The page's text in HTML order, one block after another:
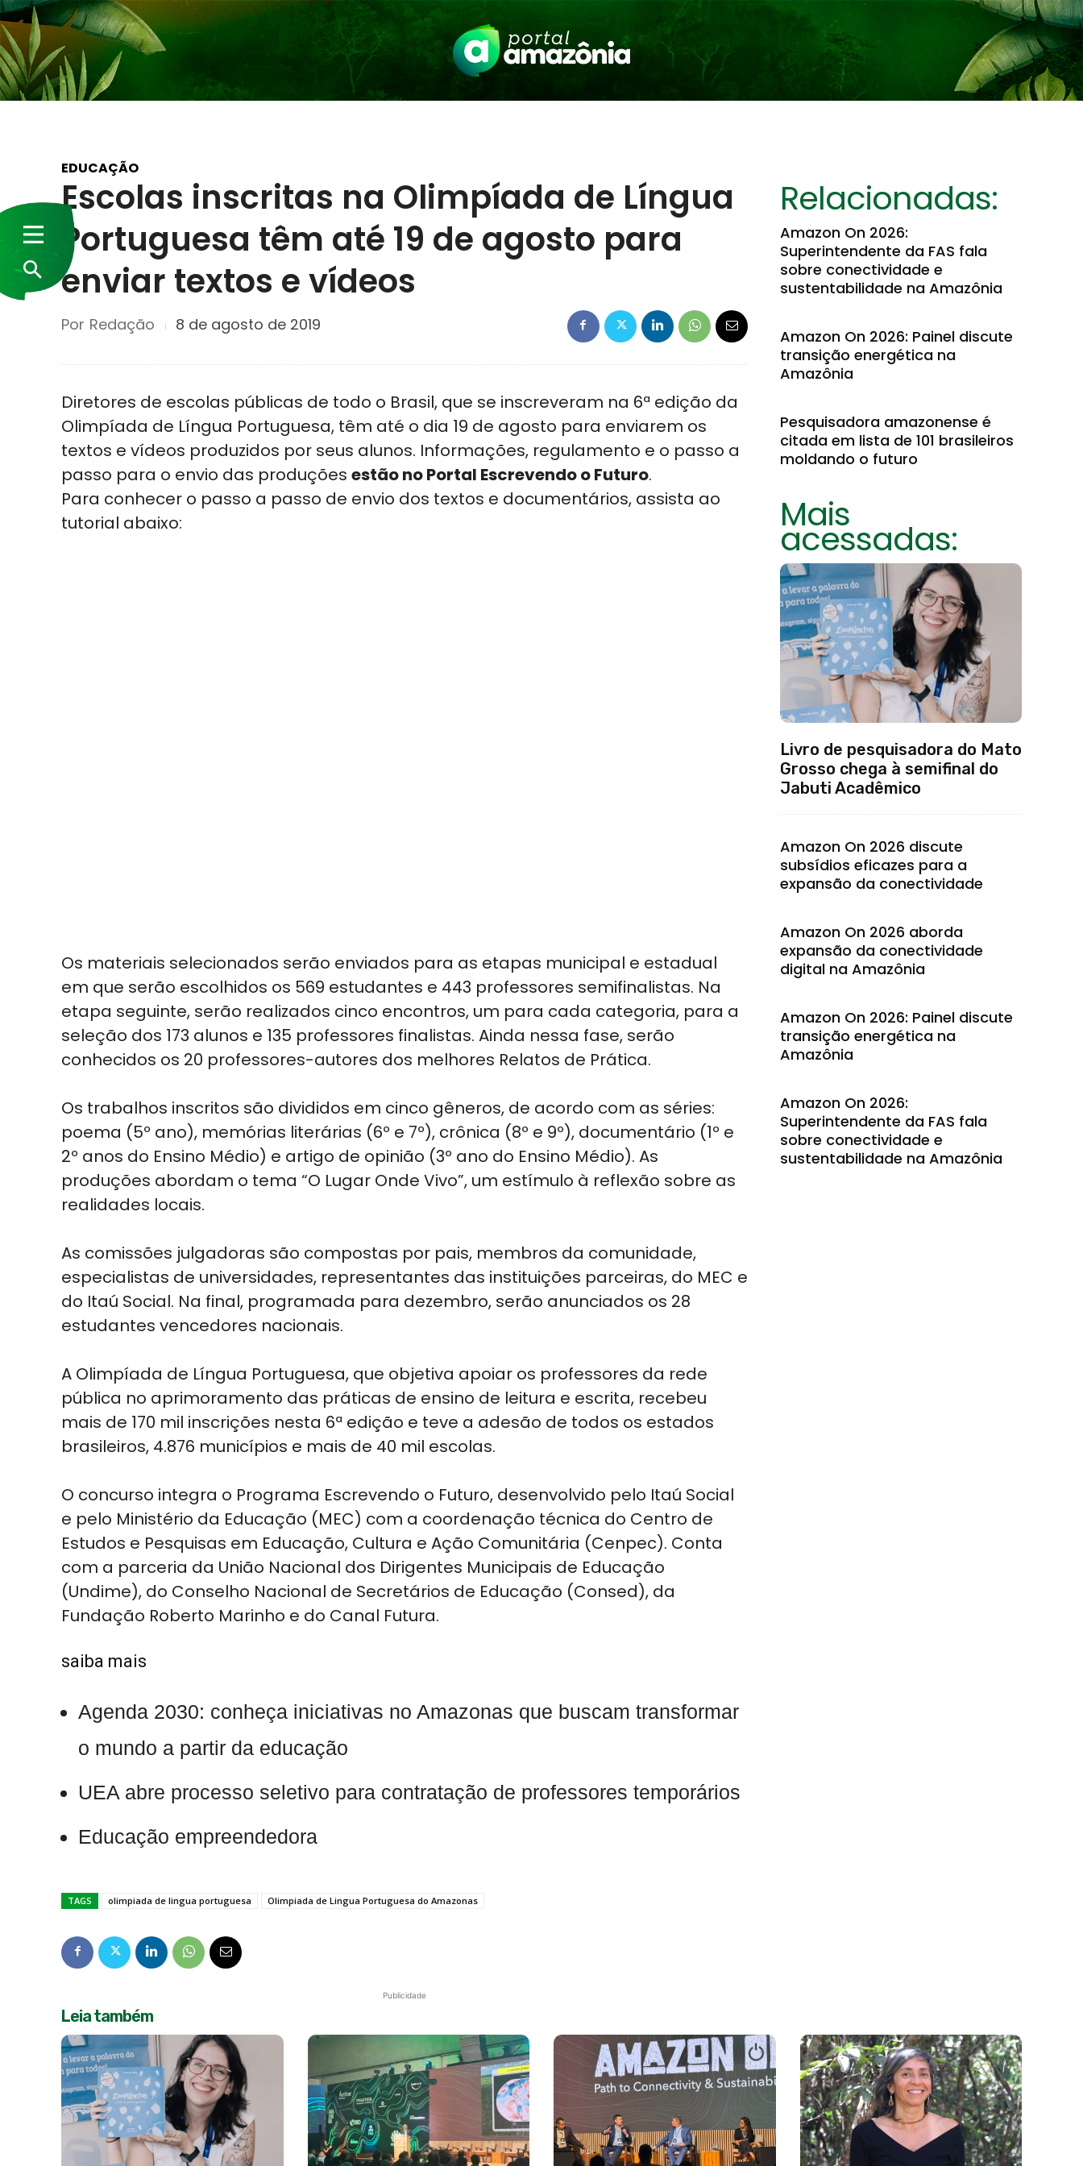
EDUCAÇÃO
Escolas inscritas na Olimpíada de Língua
Portuguesa têm até 19 de agosto para
enviar textos e vídeos
Por Redação 8 de agosto de 2019
Diretores de escolas públicas de todo o Brasil, que se inscreveram na 6ª edição da
Olimpíada de Língua Portuguesa, têm até o dia 19 de agosto para enviarem os
textos e vídeos produzidos por seus alunos. Informações, regulamento e o passo a
passo para o envio das produções estão no Portal Escrevendo o Futuro.
Para conhecer o passo a passo de envio dos textos e documentários, assista ao
tutorial abaixo:
Os materiais selecionados serão enviados para as etapas municipal e estadual
em que serão escolhidos os 569 estudantes e 443 professores semifinalistas. Na
etapa seguinte, serão realizados cinco encontros, um para cada categoria, para a
seleção dos 173 alunos e 135 professores finalistas. Ainda nessa fase, serão
conhecidos os 20 professores-autores dos melhores Relatos de Prática.
Os trabalhos inscritos são divididos em cinco gêneros, de acordo com as séries:
poema (5º ano), memórias literárias (6º e 7º), crônica (8º e 9º), documentário (1º e
2º anos do Ensino Médio) e artigo de opinião (3º ano do Ensino Médio). As
produções abordam o tema “O Lugar Onde Vivo”, um estímulo à reflexão sobre as
realidades locais.
As comissões julgadoras são compostas por pais, membros da comunidade,
especialistas de universidades, representantes das instituições parceiras, do MEC e
do Itaú Social. Na final, programada para dezembro, serão anunciados os 28
estudantes vencedores nacionais.
A Olimpíada de Língua Portuguesa, que objetiva apoiar os professores da rede
pública no aprimoramento das práticas de ensino de leitura e escrita, recebeu
mais de 170 mil inscrições nesta 6ª edição e teve a adesão de todos os estados
brasileiros, 4.876 municípios e mais de 40 mil escolas.
O concurso integra o Programa Escrevendo o Futuro, desenvolvido pelo Itaú Social
e pelo Ministério da Educação (MEC) com a coordenação técnica do Centro de
Estudos e Pesquisas em Educação, Cultura e Ação Comunitária (Cenpec). Conta
com a parceria da União Nacional dos Dirigentes Municipais de Educação
(Undime), do Conselho Nacional de Secretários de Educação (Consed), da
Fundação Roberto Marinho e do Canal Futura.
saiba mais
Agenda 2030: conheça iniciativas no Amazonas que buscam transformar
o mundo a partir da educação
UEA abre processo seletivo para contratação de professores temporários
Educação empreendedora
TAGS olimpiada de lingua portuguesa Olimpiada de Lingua Portuguesa do Amazonas
Publicidade
Relacionadas:
Amazon On 2026:
Superintendente da FAS fala
sobre conectividade e
sustentabilidade na Amazônia
Amazon On 2026: Painel discute
transição energética na
Amazônia
Pesquisadora amazonense é
citada em lista de 101 brasileiros
moldando o futuro
Mais
acessadas:
Livro de pesquisadora do Mato
Grosso chega à semifinal do
Jabuti Acadêmico
Amazon On 2026 discute
subsídios eficazes para a
expansão da conectividade
Amazon On 2026 aborda
expansão da conectividade
digital na Amazônia
Amazon On 2026: Painel discute
transição energética na
Amazônia
Amazon On 2026:
Superintendente da FAS fala
sobre conectividade e
sustentabilidade na Amazônia
Leia também